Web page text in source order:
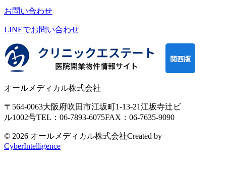
お問い合わせ
LINEでお問い合わせ
オールメディカル株式会社
〒564-0063大阪府吹田市江坂町1-13-21江坂寺辻ビ
ル1002号TEL：06-7893-6075FAX：06-7635-9090
© 2026 オールメディカル株式会社Created by
CyberIntelligence